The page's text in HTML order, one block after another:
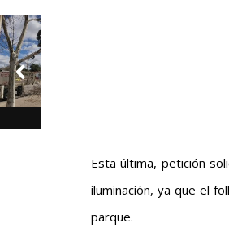
Esta última, petición
iluminación, ya que el
parque.